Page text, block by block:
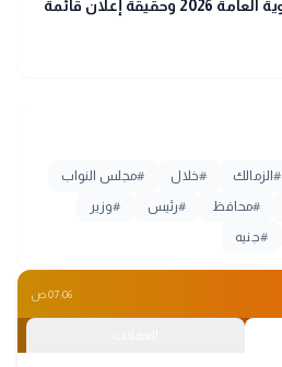
موعد حسم نتيجة الثانوية العامة 2026 وحقيقة إعلان قائمة
#الزمالك #خلال #مجلس النواب
#محافظ #رئيس #وزير
#جنيه
07:06 ص